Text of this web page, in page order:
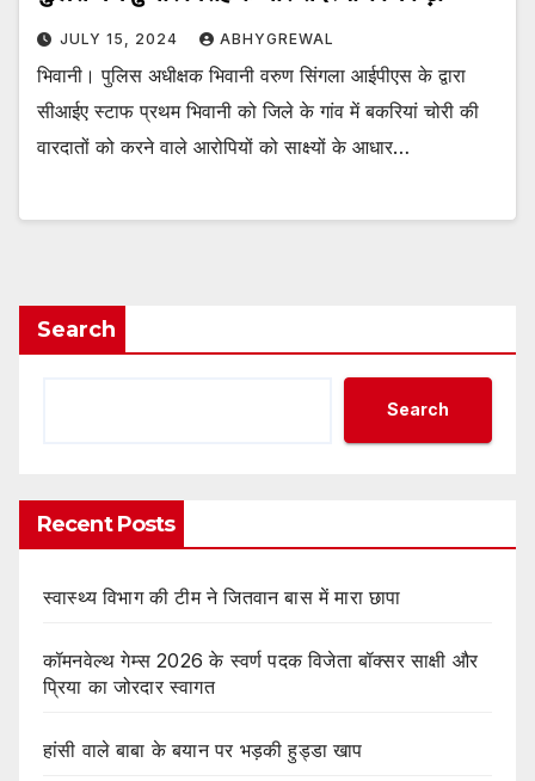
JULY 15, 2024 ABHYGREWAL
भिवानी। पुलिस अधीक्षक भिवानी वरुण सिंगला आईपीएस के द्वारा
सीआईए स्टाफ प्रथम भिवानी को जिले के गांव में बकरियां चोरी की
वारदातों को करने वाले आरोपियों को साक्ष्यों के आधार…
Search
Search
Recent Posts
स्वास्थ्य विभाग की टीम ने जितवान बास में मारा छापा
कॉमनवेल्थ गेम्स 2026 के स्वर्ण पदक विजेता बॉक्सर साक्षी और
प्रिया का जोरदार स्वागत
हांसी वाले बाबा के बयान पर भड़की हुड्डा खाप